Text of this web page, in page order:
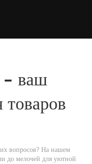
ваш
товаров
вопросов? На нашем
до мелочей для уютной